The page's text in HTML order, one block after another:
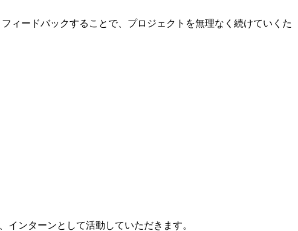
ィードバックすることで、プロジェクトを無理なく続けていくた
ンターンとして活動していただきます。